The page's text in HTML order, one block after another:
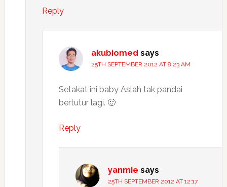
Reply
akubiomed says
25TH SEPTEMBER 2012 AT 8:23 AM
Setakat ini baby Aslah tak pandai
bertutur lagi. 🙂
Reply
yanmie says
25TH SEPTEMBER 2012 AT 12:17